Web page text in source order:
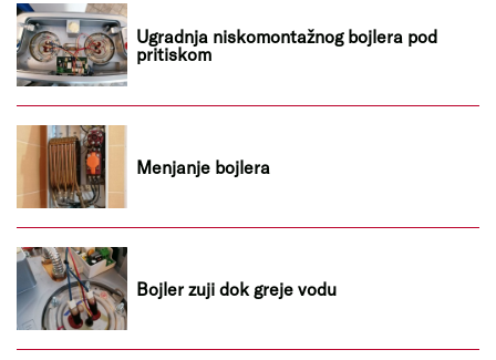
Ugradnja niskomontažnog bojlera pod
pritiskom
Menjanje bojlera
Bojler zuji dok greje vodu